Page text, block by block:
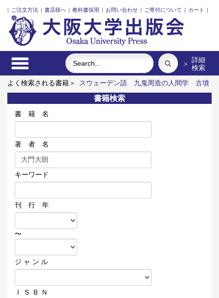
| ご注文方法 | 書店様へ | 教科書採用 | お問い合わせ | ご寄付について | カート |
＞ 詳細
検索
よく検索される書籍＞
スウェーデン語 九鬼周造の人間学
古墳
時代史の展開と東北社会
オンデマンド版 簡明ウズベク語辞典
ワーキングメモリと人間の知性
関係人口の社会学
書籍検索
書 籍 名
著 者 名
キーワード
刊 行 年
〜
ジ ャ ン ル
Ｉ Ｓ Ｂ Ｎ